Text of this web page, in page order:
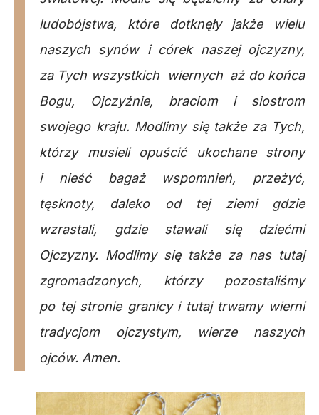
ludobójstwa, które dotknęły jakże wielu
naszych synów i córek naszej ojczyzny,
za Tych wszystkich wiernych aż do końca
Bogu, Ojczyźnie, braciom i siostrom
swojego kraju. Modlimy się także za Tych,
którzy musieli opuścić ukochane strony
i nieść bagaż wspomnień, przeżyć,
tęsknoty, daleko od tej ziemi gdzie
wzrastali, gdzie stawali się dziećmi
Ojczyzny. Modlimy się także za nas tutaj
zgromadzonych, którzy pozostaliśmy
po tej stronie granicy i tutaj trwamy wierni
tradycjom ojczystym, wierze naszych
ojców. Amen.